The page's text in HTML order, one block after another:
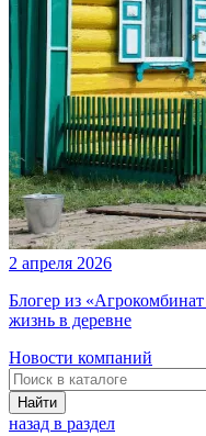
2 апреля 2026
Блогер из
жизнь в деревне
Новости компаний
Найти
назад в раздел